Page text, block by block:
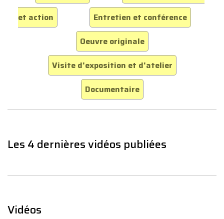
et action
Entretien et conférence
Oeuvre originale
Visite d'exposition et d'atelier
Documentaire
Les 4 dernières vidéos publiées
Vidéos